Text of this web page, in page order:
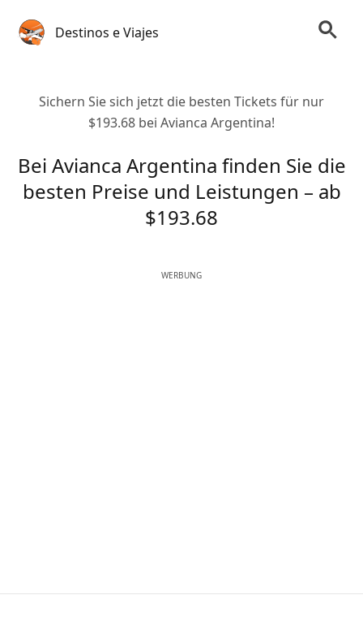
Destinos e Viajes
Sichern Sie sich jetzt die besten Tickets für nur
$193.68 bei Avianca Argentina!
Bei Avianca Argentina finden Sie die
besten Preise und Leistungen – ab
$193.68
WERBUNG